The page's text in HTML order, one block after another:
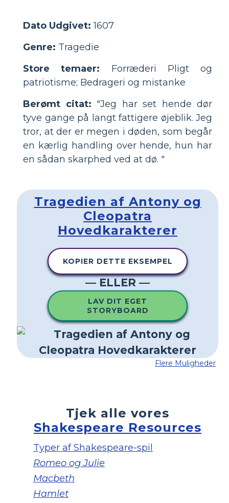
Dato Udgivet: 1607
Genre: Tragedie
Store temaer: Forræderi Pligt og
patriotisme; Bedrageri og mistanke
Berømt citat: "Jeg har set hende dør
tyve gange på langt fattigere øjeblik. Jeg
tror, ​​at der er megen i døden, som begår
en kærlig handling over hende, hun har
en sådan skarphed ved at dø. "
Tragedien af ​​Antony og
Cleopatra
Hovedkarakterer
KOPIER DETTE EKSEMPEL
— ELLER —
LAV DIT EGET
STORYBOARD
Flere Muligheder
Tjek alle vores
Shakespeare Resources
Typer af Shakespeare-spil
Romeo og Julie
Macbeth
Hamlet